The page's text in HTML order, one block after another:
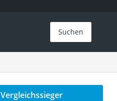
Suchen
Vergleichssieger